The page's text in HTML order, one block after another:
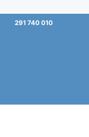
Saltar291 740 010